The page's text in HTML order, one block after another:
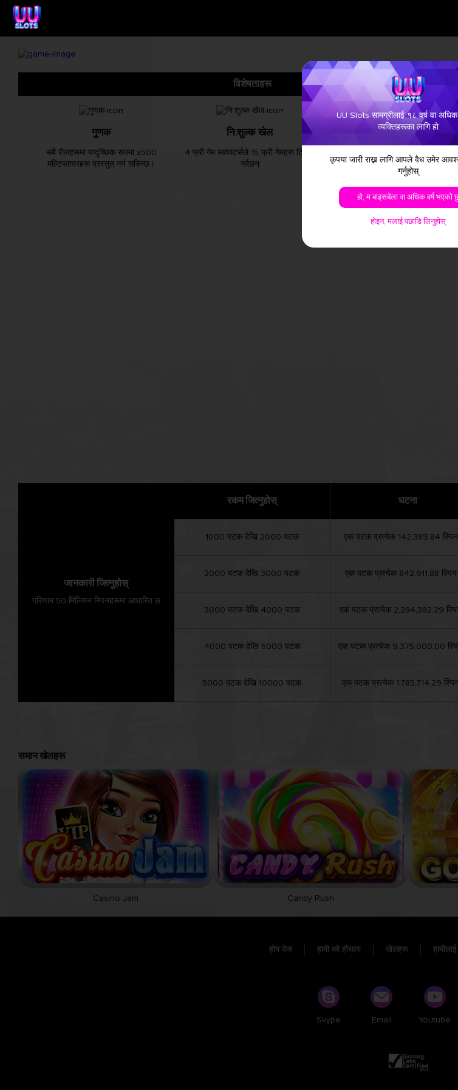
विशेषताहरू
गुणक
सबै रीलहरूमा यादृच्छिक रूपमा x500
मल्टिप्लायरहरू प्रस्तुत गर्न सकिन्छ।
नि:शुल्क खेल
4 फ्री गेम स्क्याटर्सले 15 फ्री गेमहरू ट्रिगर
गर्दछन्
अधिकतम जित्ने रकम
जित्नुहोस्!
जानकारी जित्नुहोस्
परिणाम 50 मिलियन स्पिनहरूमा आधारित छ
रकम जित्नुहोस्
1000 पटक देखि 2000 पटक
2000 पटक देखि 3000 पटक
3000 पटक देखि 4000 पटक
4000 पटक देखि 5000 पटक
5000 पटक देखि 10000 पटक
घटना
एक पटक प्रत्येक 142,389.84 स्पिन
एक पटक प्रत्येक 842,911.88 स्पिन
एक पटक प्रत्येक 2,284,382.29
एक पटक प्रत्येक 9,375,000.00
एक पटक प्रत्येक 1,785,714.29
समान खेलहरू
Casino Jam Candy Rush
होम पेज हामी को हौसला खेलहरू
Skype Email Youtube
UU Slots सामग्रीलाई १८ वर्ष वा
व्यक्तिहरूका लागि हो
कृपया जारी राख्न लागि आपले वैध उमेर
गर्नुहोस्
हो, म बाइसबेला वा अधिक वर्ष भएको
होइन, मलाई पछाडि लिनुहोस्